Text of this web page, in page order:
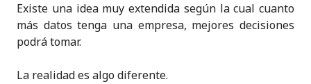
Existe una idea muy extendida según la cual cuanto
más datos tenga una empresa, mejores decisiones
podrá tomar.
La realidad es algo diferente.